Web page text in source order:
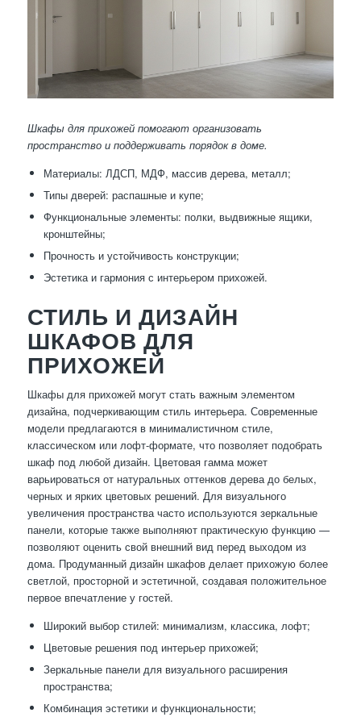
Шкафы для прихожей помогают организовать
пространство и поддерживать порядок в доме.
Материалы: ЛДСП, МДФ, массив дерева, металл;
Типы дверей: распашные и купе;
Функциональные элементы: полки, выдвижные ящики,
кронштейны;
Прочность и устойчивость конструкции;
Эстетика и гармония с интерьером прихожей.
СТИЛЬ И ДИЗАЙН
ШКАФОВ ДЛЯ
ПРИХОЖЕЙ
Шкафы для прихожей могут стать важным элементом
дизайна, подчеркивающим стиль интерьера. Современные
модели предлагаются в минималистичном стиле,
классическом или лофт-формате, что позволяет подобрать
шкаф под любой дизайн. Цветовая гамма может
варьироваться от натуральных оттенков дерева до белых,
черных и ярких цветовых решений. Для визуального
увеличения пространства часто используются зеркальные
панели, которые также выполняют практическую функцию —
позволяют оценить свой внешний вид перед выходом из
дома. Продуманный дизайн шкафов делает прихожую более
светлой, просторной и эстетичной, создавая положительное
первое впечатление у гостей.
Широкий выбор стилей: минимализм, классика, лофт;
Цветовые решения под интерьер прихожей;
Зеркальные панели для визуального расширения
пространства;
Комбинация эстетики и функциональности;